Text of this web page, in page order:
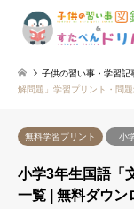
子供の習い事・学習記
解問題」学習プリント・問
無料学習プリント 小
小学3年生国語「
一覧 | 無料ダウン